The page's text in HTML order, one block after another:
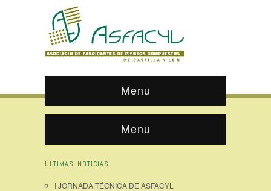
Menu
Menu
ÚLTIMAS NOTICIAS
I JORNADA TÉCNICA DE ASFACYL